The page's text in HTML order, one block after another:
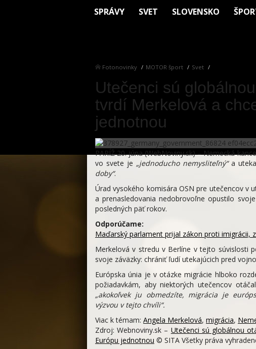
SPRÁVY SVET SLOVENSKO
Fotonovinky MOTOR šport Svet
Utečenci sú
tvrdí Merkelová a
jednotnou
PARÍŽ 20. júna (WebNoviny.sk) – Nemecká
vo svete je „jednoducho nemysliteľný“a
doby“.
Úrad vysokého komisára OSN pre utečencov v
a prenasledovania nedobrovoľne opustilo
posledných päť rokov.
Odporúčame:
Maďarský parlament prijal zákon proti imigrácii,
Merkelová v stredu v Berlíne v tejto súvislosti
svoje záväzky: chrániť ľudí utekajúcich pred
Európska únia je v otázke migrácie hlboko
požiadavkám, aby niektorých utečencov
„akokoľvek ju obmedzíte, migrácia je
výzvou v tejto chvíli“.
Viac k témam: Angela Merkelová, migrácia,
Zdroj: Webnoviny.sk – Utečenci sú globálnou
Európu jednotnou © SITA Všetky práva